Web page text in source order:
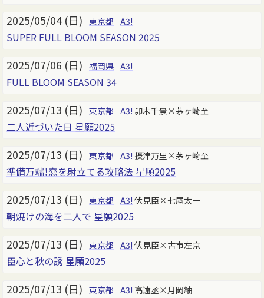
2025/05/04 (日) 東京都 A3!
SUPER FULL BLOOM SEASON 2025
2025/07/06 (日) 福岡県 A3!
FULL BLOOM SEASON 34
2025/07/13 (日) 東京都 A3! 卯木千景×茅ヶ崎至
二人近づいた日 星願2025
2025/07/13 (日) 東京都 A3! 摂津万里×茅ヶ崎至
準備万端！恋を射立てる攻略法 星願2025
2025/07/13 (日) 東京都 A3! 伏見臣×七尾太一
朝焼けの海を二人で 星願2025
2025/07/13 (日) 東京都 A3! 伏見臣×古市左京
臣心と秋の誘 星願2025
2025/07/13 (日) 東京都 A3! 高遠丞×月岡紬